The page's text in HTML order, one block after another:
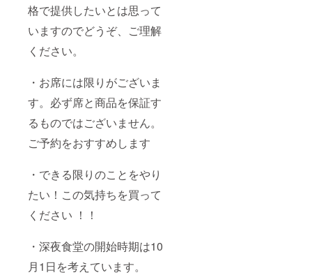
格で提供したいとは思って
いますのでどうぞ、ご理解
ください。
・お席には限りがございま
す。必ず席と商品を保証す
るものではございません。
ご予約をおすすめします
・できる限りのことをやり
たい！この気持ちを買って
ください ！！
・深夜食堂の開始時期は10
月1日を考えています。